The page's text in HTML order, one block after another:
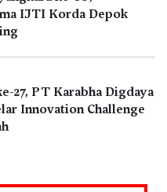
IJTI Korda Depok
27, PT Karabha Digdaya
Innovation Challenge